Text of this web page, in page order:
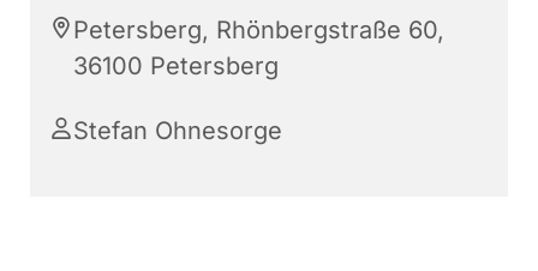
Petersberg, Rhönbergstraße 60,
36100 Petersberg
Stefan Ohnesorge